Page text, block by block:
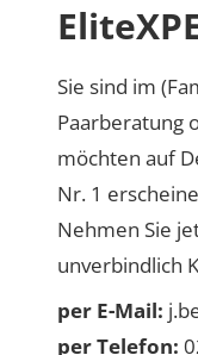
Sie sind im
Paarberatung
möchten auf
Nr. 1
Nehmen Sie
unverbindlich
per E-Mail:
per Telefon: